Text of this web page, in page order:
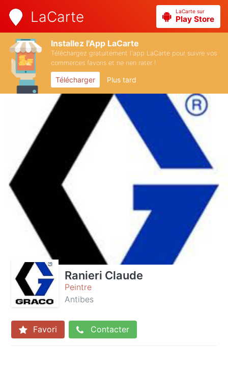
LaCarte LaCarte sur
Play Store
Installez l'App LaCarte
Téléchargez gratuitement l'app LaCarte pour suivre vos
commerces favoris et ne rien rater !
Télécharger Plus tard
Ranieri Claude
Peintre
Antibes
Favori Contacter